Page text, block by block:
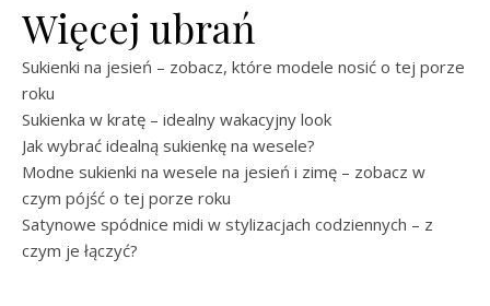
Więcej ubrań
Sukienki na jesień – zobacz, które modele nosić o tej porze
roku
Sukienka w kratę – idealny wakacyjny look
Jak wybrać idealną sukienkę na wesele?
Modne sukienki na wesele na jesień i zimę – zobacz w
czym pójść o tej porze roku
Satynowe spódnice midi w stylizacjach codziennych – z
czym je łączyć?